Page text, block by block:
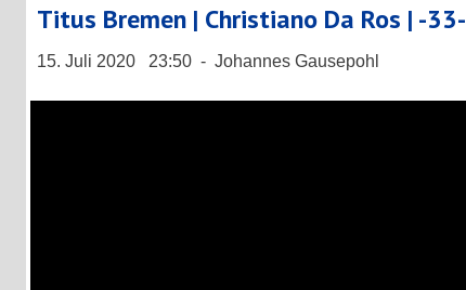
Titus Bremen | Christiano Da Ros | -33-
15. Juli 2020 23:50 - Johannes Gausepohl